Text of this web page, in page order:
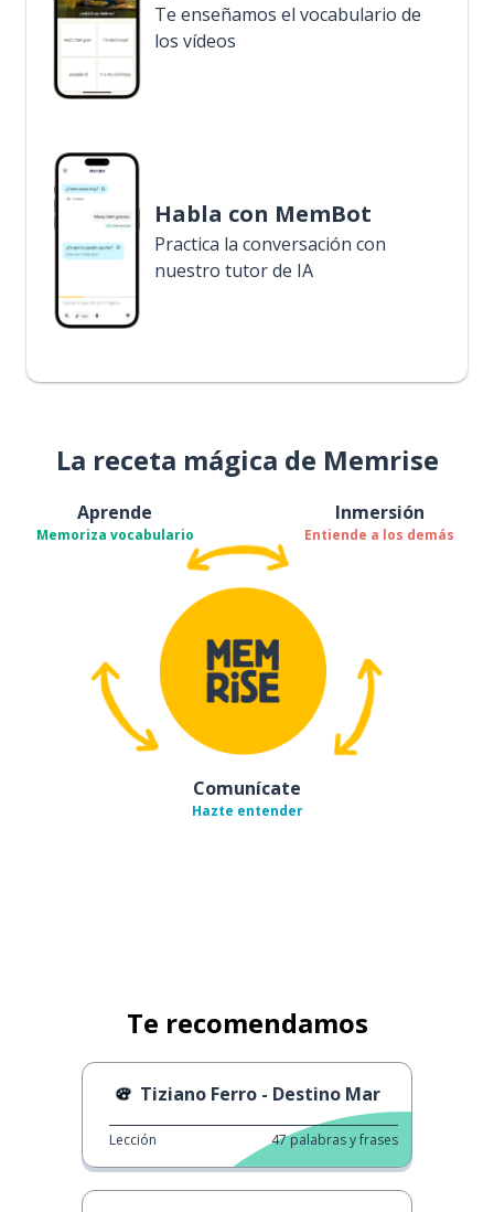
Te enseñamos el vocabulario de
los vídeos
Habla con MemBot
Practica la conversación con
nuestro tutor de IA
La receta mágica de Memrise
Aprende
Memoriza vocabulario
Inmersión
Entiende a los demás
Comunícate
Hazte entender
Te recomendamos
Tiziano Ferro - Destino Mar
Lección 47palabras y frases